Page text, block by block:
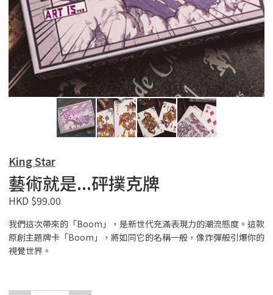
King Star
藝術就是...砰撲克牌
HKD $99.00
我們這次帶來的「Boom」，是新世代充滿表現力的潮流態度。這款
原創主題牌卡「Boom」，將如同它的名稱一般，像炸彈般引爆你的
視覺世界。